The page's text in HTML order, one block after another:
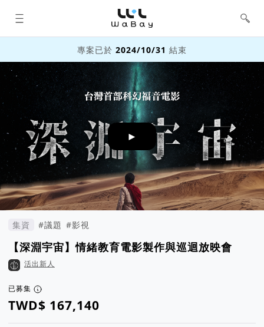
WaBay 挖貝 | 台灣最值得信賴的群眾
集資 / 群眾募資平台
專案已於2024/10/31 結束
►
集資 #議題 #影視
【深淵宇宙】情緒教育電影製作與巡迴放映會
活出新人
已募集